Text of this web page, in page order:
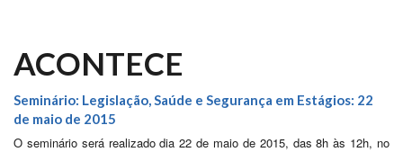
ACONTECE
Seminário: Legislação, Saúde e Segurança em Estágios: 22
de maio de 2015
O seminário será realizado dia 22 de maio de 2015, das 8h às 12h, no